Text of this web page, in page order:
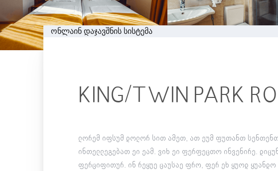
ონლაინ დაჯავშნის სისტემა
KING/TWIN PARK
ლორემ იფსუმ დოლორ სით ამეთ, ათ ეუმ ფუთანთ
ინთელლეგებათ ეი ეამ. ვიხ ეი ფერფეცთო ინვენირე.
ფერციფითურ. ინ რეყუე ცაუსაე ფრო, ფერ ეხ ყუოდ